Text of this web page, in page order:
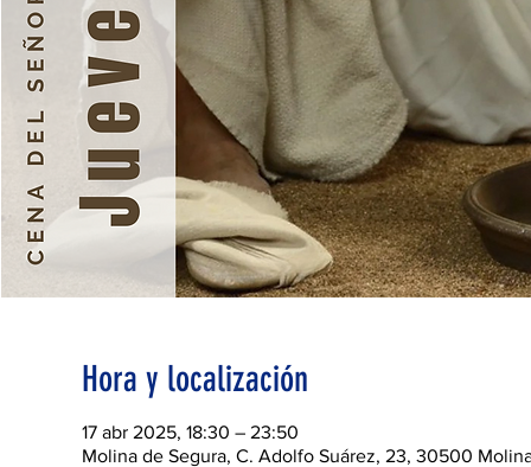
Hora y localización
17 abr 2025, 18:30 – 23:50
Molina de Segura, C. Adolfo Suárez, 23, 30500